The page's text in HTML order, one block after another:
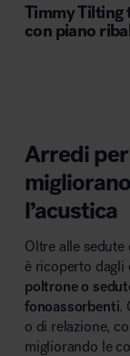
Timmy Tilting
con piano
Arredi per
l’acustica
Oltre alle
è ricoperto
poltrone o
fonoassorbenti.
o di relazione,
migliorando le